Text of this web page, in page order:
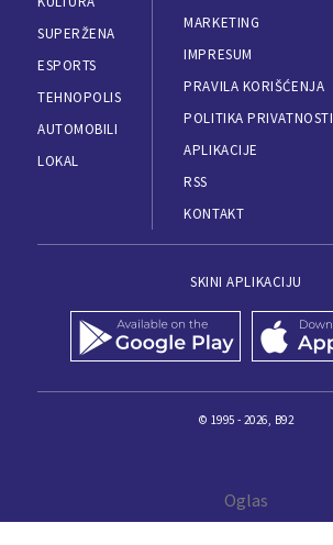
SUPERŽENA
ESPORTS
TEHNOPOLIS
AUTOMOBILI
LOKAL
MARKETING
IMPRESUM
PRAVILA KORIŠĆENJA
POLITIKA PRIVATNOSTI
APLIKACIJE
RSS
KONTAKT
SKINI APLIKACIJU
© 1995 - 2026, B92